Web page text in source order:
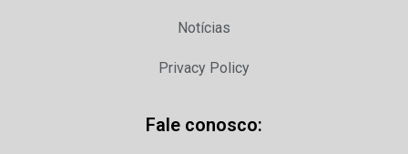
Notícias
Privacy Policy
Fale conosco: